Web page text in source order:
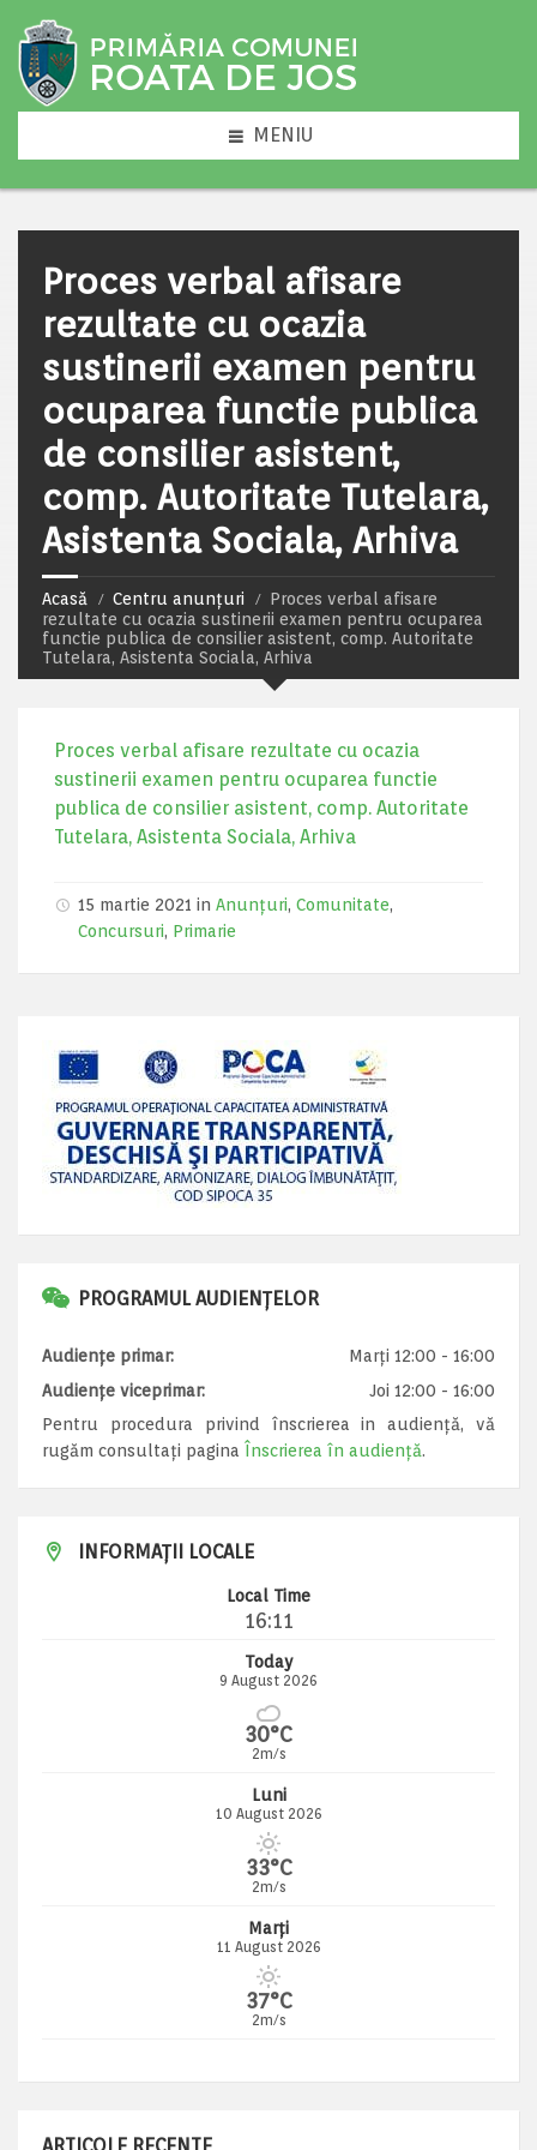
MENIU
Proces verbal afisare
rezultate cu ocazia
sustinerii examen pentru
ocuparea functie publica
de consilier asistent,
comp. Autoritate Tutelara,
Asistenta Sociala, Arhiva
Acasă Centru anunțuri
Proces verbal afisare
rezultate cu ocazia sustinerii examen pentru ocuparea
functie publica de consilier asistent, comp. Autoritate
Tutelara, Asistenta Sociala, Arhiva
Proces verbal afisare rezultate cu ocazia
sustinerii examen pentru ocuparea functie
publica de consilier asistent, comp. Autoritate
Tutelara, Asistenta Sociala, Arhiva
15 martie 2021 in Anunțuri, Comunitate,
Concursuri, Primarie
PROGRAMUL AUDIENȚELOR
Audiențe primar:
Marți 12:00 - 16:00
Audiențe viceprimar:
Joi 12:00 - 16:00
Pentru procedura privind înscrierea in audiență, vă
rugăm consultați pagina Înscrierea în audiență.
INFORMAȚII LOCALE
Local Time
16:11
Today
9 August 2026
30°C
2m/s
Luni
10 August 2026
33°C
2m/s
Marți
11 August 2026
37°C
2m/s